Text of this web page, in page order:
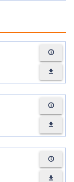
info_outline
file_download
info_outline
file_download
info_outline
file_download